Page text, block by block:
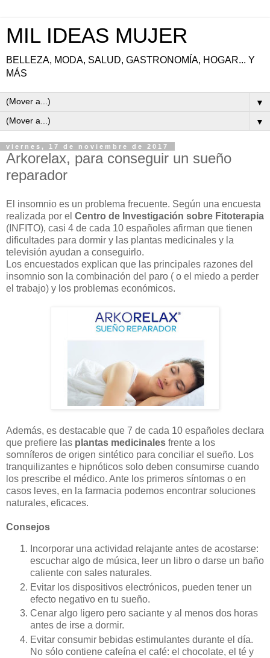
MIL IDEAS MUJER
BELLEZA, MODA, SALUD, GASTRONOMÍA, HOGAR... Y
MÁS
▼
▼
viernes, 17 de noviembre de 2017
Arkorelax, para conseguir un sueño
reparador
El insomnio es un problema frecuente. Según una encuesta
realizada por el Centro de Investigación sobre Fitoterapia
(INFITO), casi 4 de cada 10 españoles afirman que tienen
dificultades para dormir y las plantas medicinales y la
televisión ayudan a conseguirlo.
Los encuestados explican que las principales razones del
insomnio son la combinación del paro ( o el miedo a perder
el trabajo) y los problemas económicos.
Además, es destacable que 7 de cada 10 españoles declara
que prefiere las plantas medicinales frente a los
somníferos de origen sintético para conciliar el sueño. Los
tranquilizantes e hipnóticos solo deben consumirse cuando
los prescribe el médico. Ante los primeros síntomas o en
casos leves, en la farmacia podemos encontrar soluciones
naturales, eficaces.
Consejos
Incorporar una actividad relajante antes de acostarse:
escuchar algo de música, leer un libro o darse un baño
caliente con sales naturales.
Evitar los dispositivos electrónicos, pueden tener un
efecto negativo en tu sueño.
Cenar algo ligero pero saciante y al menos dos horas
antes de irse a dormir.
Evitar consumir bebidas estimulantes durante el día.
No sólo contiene cafeína el café: el chocolate, el té y